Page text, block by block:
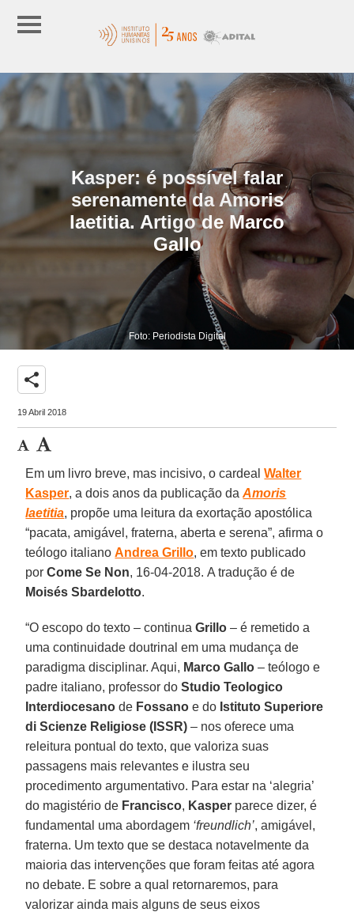
Kasper: é possível falar
serenamente da Amoris
laetitia. Artigo de Marco
Gallo
Foto: Periodista Digital
share
19 Abril 2018
Em um livro breve, mas incisivo, o cardealWalter
Kasper, a dois anos da publicação daAmoris
laetitia, propõe uma leitura da exortação apostólica
“pacata, amigável, fraterna, aberta e serena”, afirma o
teólogo italianoAndrea Grillo, em texto publicado
porCome Se Non, 16-04-2018. A tradução é de
Moisés Sbardelotto.
“O escopo do texto – continuaGrillo – é remetido a
uma continuidade doutrinal em uma mudança de
paradigma disciplinar. Aqui, Marco Gallo – teólogo e
padre italiano, professor doStudio Teologico
Interdiocesano de Fossano e do Istituto Superiore
di Scienze Religiose (ISSR) – nos oferece uma
releitura pontual do texto, que valoriza suas
passagens mais relevantes e ilustra seu
procedimento argumentativo. Para estar na ‘alegria’
do magistério de Francisco, Kasper parece dizer, é
fundamental uma abordagem ‘freundlich’, amigável,
fraterna. Um texto que se destaca notavelmente da
maioria das intervenções que foram feitas até agora
no debate. E sobre a qual retornaremos, para
valorizar ainda mais alguns de seus eixos